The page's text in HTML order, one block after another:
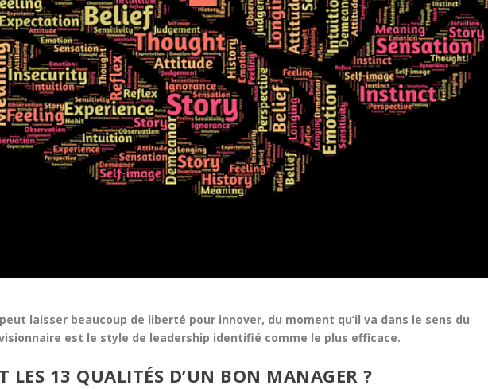
laisser beaucoup de liberté pour innover, du moment qu’il va dans le sens du
est le style de leadership identifié comme le plus efficace.
LES 13 QUALITÉS D’UN BON MANAGER ?